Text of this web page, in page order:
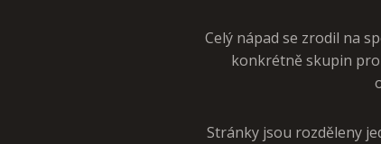
Celý nápad se zrodil na
konkrétně skupin
Stránky jsou rozděleny